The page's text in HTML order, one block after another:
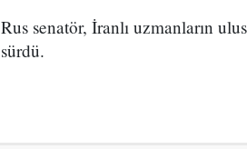
Rus senatör, İranlı uzmanların
sürdü.